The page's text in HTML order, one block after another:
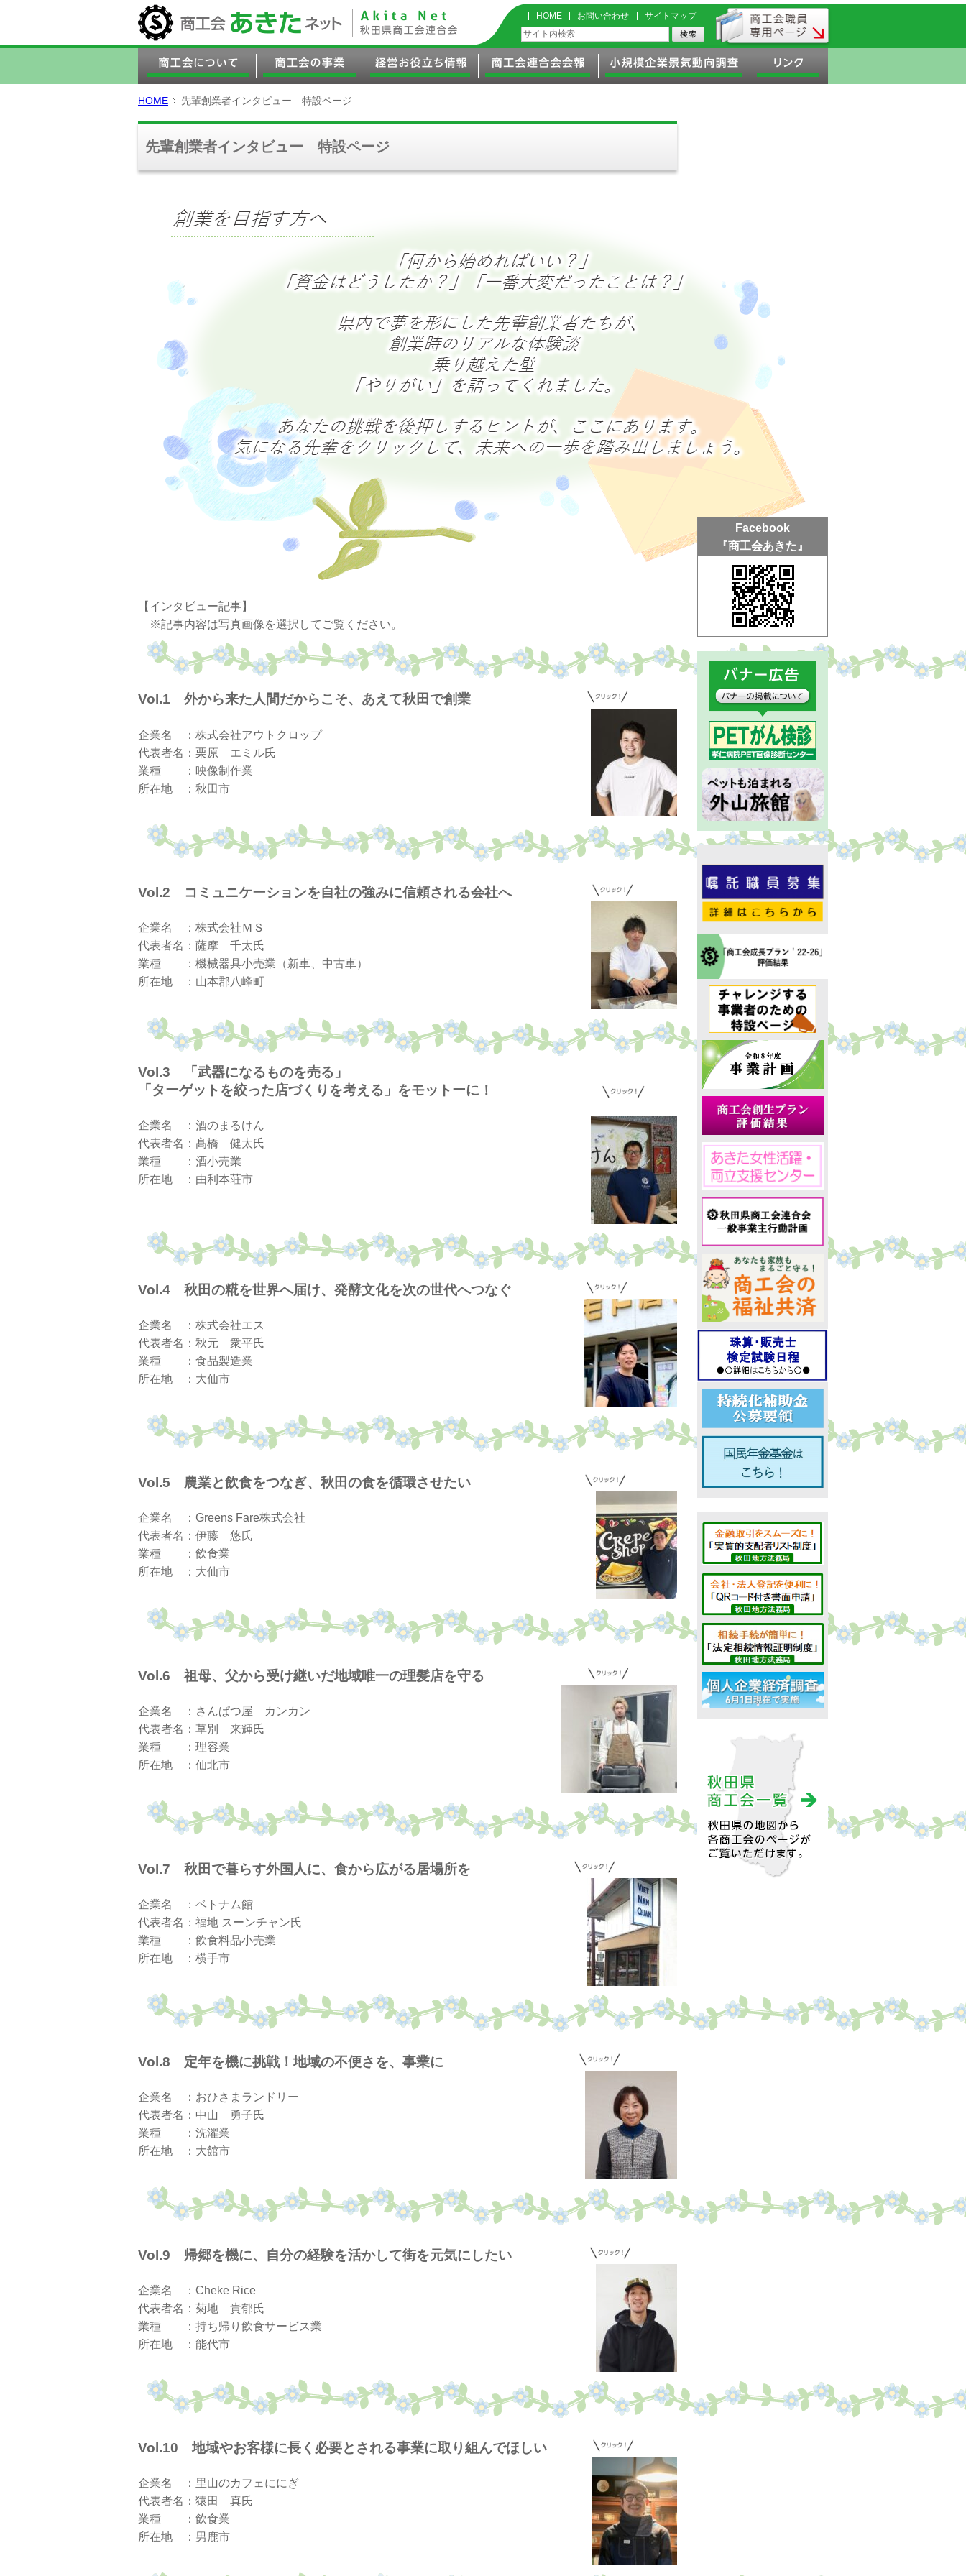
HOME お問い合わせ サイトマップ
HOME 先輩創業者インタビュー 特設ページ
先輩創業者インタビュー 特設ページ
【インタビュー記事】
※記事内容は写真画像を選択してご覧ください。
Vol.1 外から来た人間だからこそ、あえて秋田で創業
企業名 ：株式会社アウトクロップ
代表者名：栗原 エミル氏
業種 ：映像制作業
所在地 ：秋田市
Vol.2 コミュニケーションを自社の強みに信頼される会社へ
企業名 ：株式会社ＭＳ
代表者名：薩摩 千太氏
業種 ：機械器具小売業（新車、中古車）
所在地 ：山本郡八峰町
Vol.3 「武器になるものを売る」
「ターゲットを絞った店づくりを考える」 をモットーに！
企業名 ：酒のまるけん
代表者名：髙橋 健太氏
業種 ：酒小売業
所在地 ：由利本荘市
Vol.4 秋田の糀を世界へ届け、発酵文化を次の世代へつなぐ
企業名 ：株式会社エス
代表者名：秋元 衆平氏
業種 ：食品製造業
所在地 ：大仙市
Vol.5 農業と飲食をつなぎ、秋田の食を循環させたい
企業名 ：Greens Fare株式会社
代表者名：伊藤 悠氏
業種 ：飲食業
所在地 ：大仙市
Vol.6 祖母、父から受け継いだ地域唯一の理髪店を守る
企業名 ：さんぱつ屋 カンカン
代表者名：草別 来輝氏
業種 ：理容業
所在地 ：仙北市
Vol.7 秋田で暮らす外国人に、食から広がる居場所を
企業名 ：ベトナム館
代表者名：福地 スーンチャン氏
業種 ：飲食料品小売業
所在地 ：横手市
Vol.8 定年を機に挑戦！地域の不便さを、事業に
企業名 ：おひさまランドリー
代表者名：中山 勇子氏
業種 ：洗濯業
所在地 ：大館市
Vol.9 帰郷を機に、自分の経験を活かして街を元気にしたい
企業名 ：Cheke Rice
代表者名：菊地 貴郁氏
業種 ：持ち帰り飲食サービス業
所在地 ：能代市
Vol.10 地域やお客様に長く必要とされる事業に取り組んでほしい
企業名 ：里山のカフェににぎ
代表者名：猿田 真氏
業種 ：飲食業
所在地 ：男鹿市
Facebook
『商工会あきた』